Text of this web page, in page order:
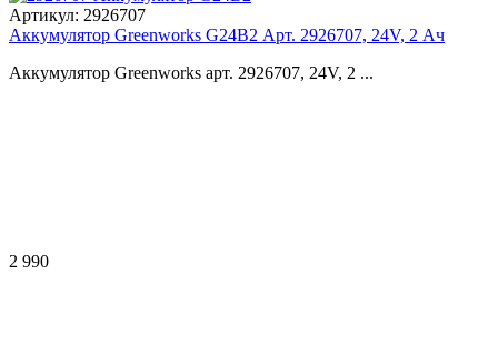
Артикул: 2926707
Аккумулятор Greenworks G24B2 Арт. 2926707, 24V, 2 Ач
Аккумулятор Greenworks арт. 2926707, 24V, 2 ...
2 990